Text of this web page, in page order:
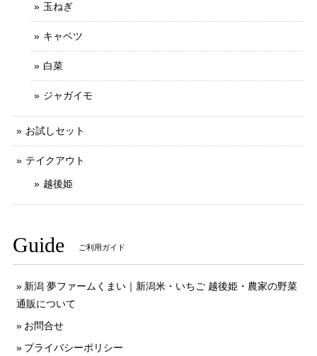
玉ねぎ
キャベツ
白菜
ジャガイモ
お試しセット
テイクアウト
越後姫
Guide ご利用ガイド
新潟 夢ファームくまい｜新潟米・いちご 越後姫・農家の野菜
通販について
お問合せ
プライバシーポリシー